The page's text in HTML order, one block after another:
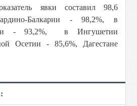
явки составил 98,6
Балкарии - 98,2%, в
- 93,2%, в Ингушетии
Осетии - 85,6%, Дагестане